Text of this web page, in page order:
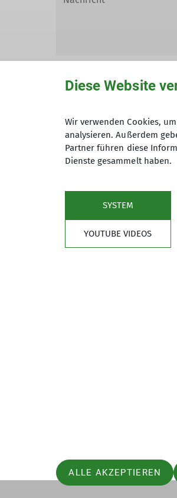
Hiermit bestätige
Hiermit erkläre ich
*
Mit (*) markierte
Diese Website
Wir verwenden Cookies,
analysieren. Außerdem
Partner führen diese
Dienste gesammelt haben.
SYSTEM
YOUTUBE VIDEOS
ALLE AKZEPTIEREN